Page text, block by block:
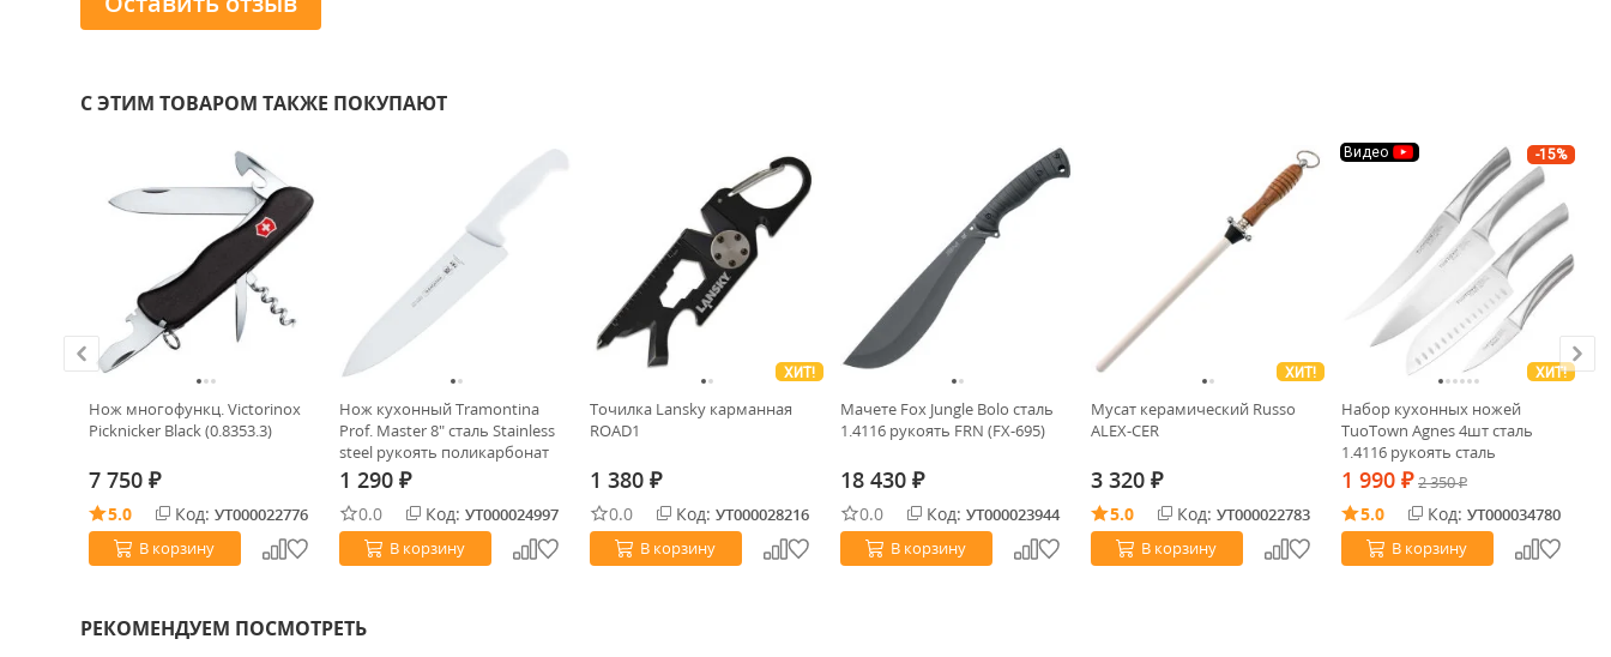
С ЭТИМ ТОВАРОМ ТАКЖЕ ПОКУПАЮТ
Нож многофункц. Victorinox
Picknicker Black (0.8353.3)
7 750 ₽
5.0 Код: УТ000022776
В корзину
Нож кухонный Tramontina
Prof. Master 8" сталь Stainless
steel рукоять поликарбонат
(24609/088)
1 290 ₽
0.0 Код: УТ000024997
В корзину
ХИТ!
Точилка Lansky карманная
ROAD1
1 380 ₽
0.0 Код: УТ000028216
В корзину
Мачете Fox Jungle Bolo сталь
1.4116 рукоять FRN (FX-695)
18 430 ₽
0.0 Код: УТ000023944
В корзину
ХИТ!
Мусат керамический Russo
ALEX-CER
3 320 ₽
5.0 Код: УТ000022783
В корзину
-15%
Видео
ХИТ!
Набор кухонных ножей
TuoTown Agnes 4шт сталь
1.4116 рукоять сталь
1 990 ₽ 2 350₽
5.0 Код: УТ000034780
В корзину
РЕКОМЕНДУЕМ ПОСМОТРЕТЬ